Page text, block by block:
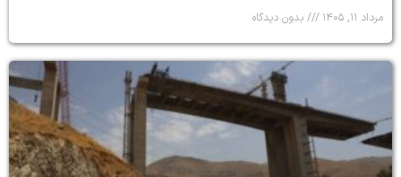
مرداد ۱۱, ۱۴۰۵ بدون دیدگاه